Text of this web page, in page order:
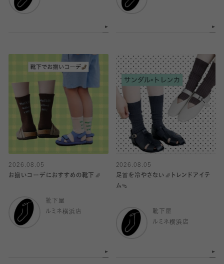
2026.08.05
お揃いコーデにおすすめの靴下🧦
靴下屋
ルミネ横浜店
2026.08.05
足首を冷やさない🧦トレンドアイテ
ム🩴
靴下屋
ルミネ横浜店